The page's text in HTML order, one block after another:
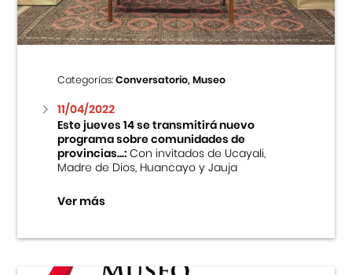
Categorías:Conversatorio, Museo
11/04/2022
Este jueves 14 se transmitirá nuevo
programa sobre comunidades de
provincias...:Con invitados de Ucayali,
Madre de Dios, Huancayo y Jauja
Ver más